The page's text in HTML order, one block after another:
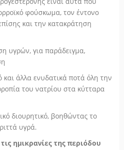
φούσκωμα, τον έντονο
και την κατακράτηση
υγρών, για παράδειγμα,
και άλλα ενυδατικά ποτά όλη την
του νατρίου στα κύτταρα
διουρητικό, βοηθώντας το
υγρά.
ημικρανίες της περιόδου